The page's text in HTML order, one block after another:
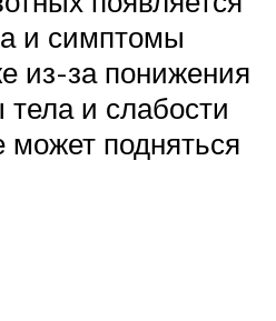
и симптомы
из-за понижения
и слабости
может подняться